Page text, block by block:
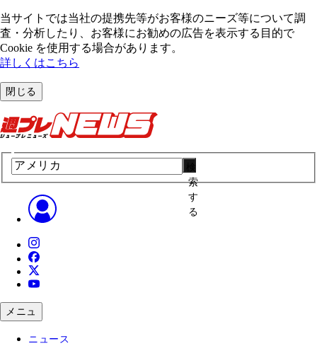
当サイトでは当社の提携先等がお客様のニーズ等について調
査・分析したり、お客様にお勧めの広告を表⽰する⽬的で
Cookie を使⽤する場合があります。
詳しくはこちら
閉じる
索
す
る
メニュ
ニュース